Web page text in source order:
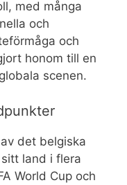
med många
och
och
honom till en
scenen.
det belgiska
land i flera
World Cup och